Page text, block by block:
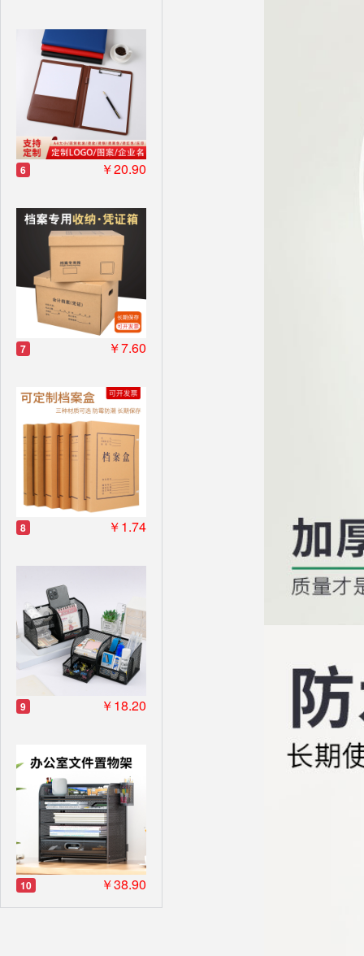
6 ￥20.90
7 ￥7.60
8 ￥1.74
9 ￥18.20
10 ￥38.90